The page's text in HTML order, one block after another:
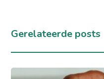
Gerelateerde posts